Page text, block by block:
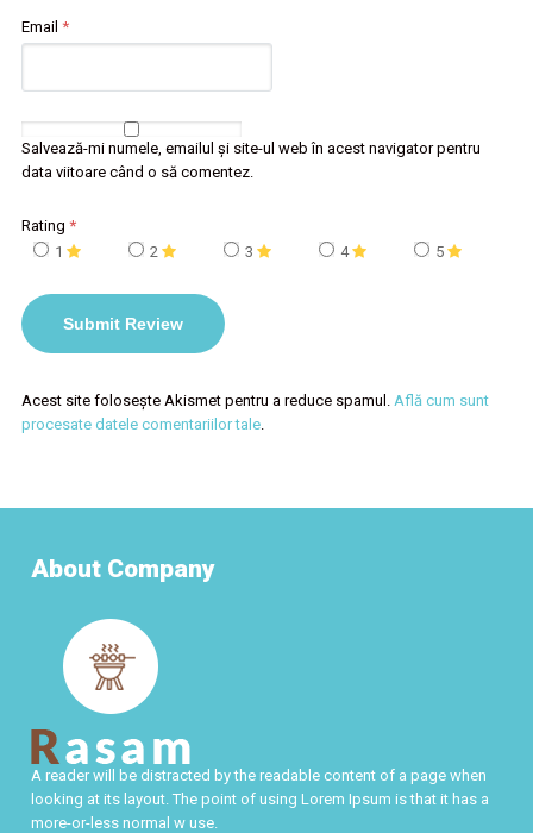
Email *
Salvează-mi numele, emailul și site-ul web în acest navigator pentru
data viitoare când o să comentez.
Rating *
1
2 3 4 5
Acest site folosește Akismet pentru a reduce spamul. Află cum sunt
procesate datele comentariilor tale.
About Company
A reader will be distracted by the readable content of a page when
looking at its layout. The point of using Lorem Ipsum is that it has a
more-or-less normal w use.